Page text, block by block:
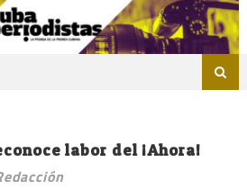
labor del ¡Ahora!